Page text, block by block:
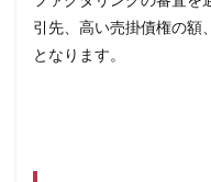
引先、高い売掛債権の額
となります。